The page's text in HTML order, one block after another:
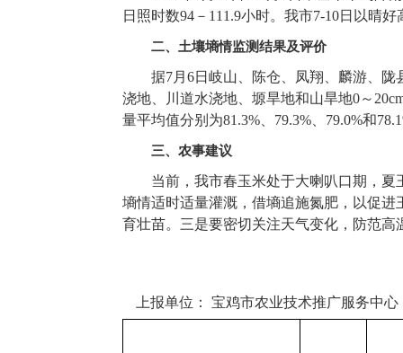
日照时数94－111.9小时。我市7-10日以晴
二、土壤墒情监测结果及评价
据7月6日岐山、陈仓、凤翔、麟游、
浇地、川道水浇地、塬旱地和山旱地0～
量平均值分别为81.3%、79.3%、79.0%和
三、农事建议
当前，我市春玉米处于大喇叭口期，
墒情适时适量灌溉，借墒追施氮肥，以促
育壮苗。三是要密切关注天气变化，防范
上报单位： 宝鸡市农业